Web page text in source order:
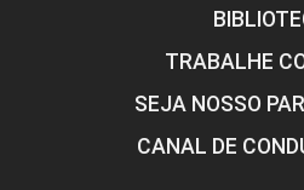
Patológico:
Diagnóstico
TRABALHE
SEJA NOSSO
CANAL DE